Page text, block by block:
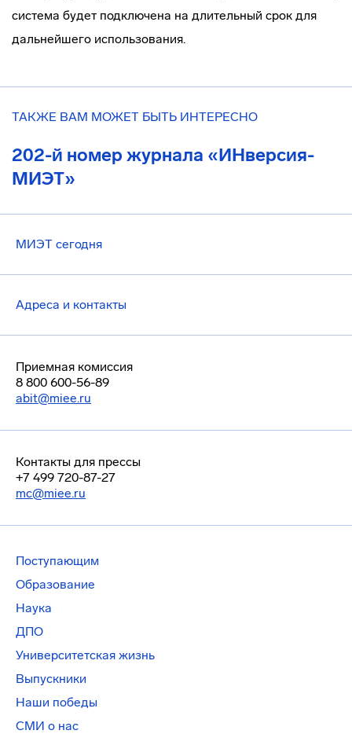
система будет подключена на длительный срок для
дальнейшего использования.
ТАКЖЕ ВАМ МОЖЕТ БЫТЬ ИНТЕРЕСНО
202-й номер журнала «ИНверсия-
МИЭТ»
МИЭТ сегодня
Адреса и контакты
Приемная комиссия
8 800 600-56-89
abit@miee.ru
Контакты для прессы
+7 499 720-87-27
mc@miee.ru
Поступающим
Образование
Наука
ДПО
Университетская жизнь
Выпускники
Наши победы
СМИ о нас